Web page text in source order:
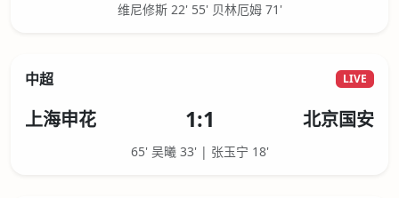
维尼修斯 22' 55' 贝林厄姆 71'
中超 LIVE
上海申花 1:1 北京国安
65' 吴曦 33' | 张玉宁 18'